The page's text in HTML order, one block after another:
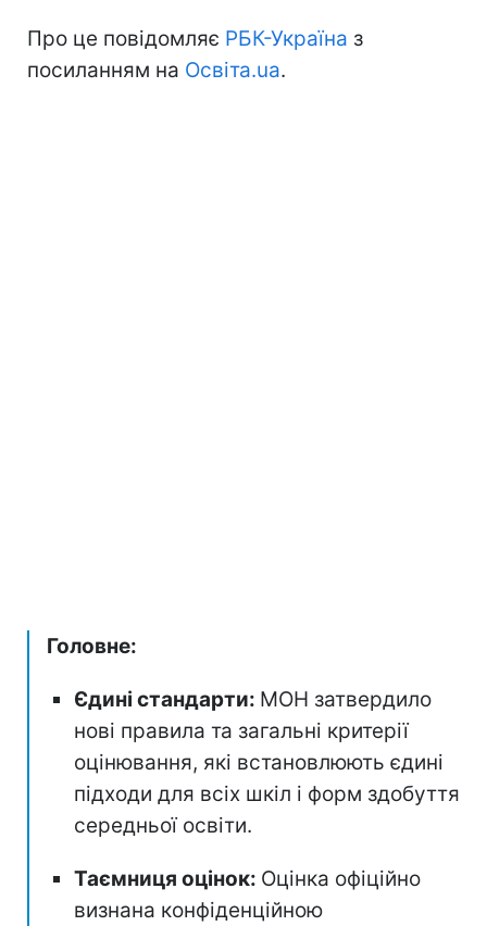
Про це повідомляє РБК-Україна з
посиланням на Освіта.ua.
Головне:
Єдині стандарти: МОН затвердило
нові правила та загальні критерії
оцінювання, які встановлюють єдині
підходи для всіх шкіл і форм здобуття
середньої освіти.
Таємниця оцінок: Оцінка офіційно
визнана конфіденційною